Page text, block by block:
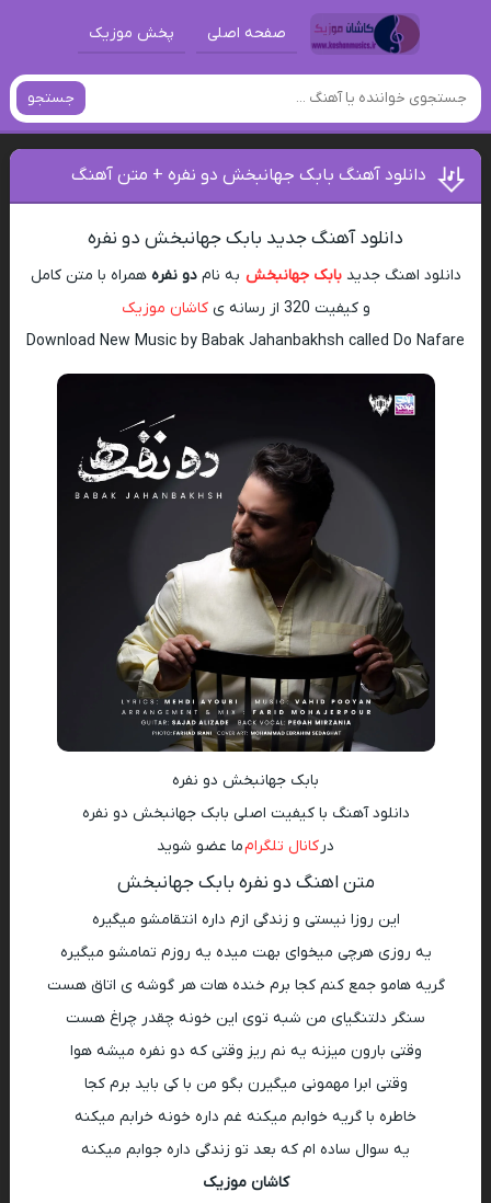
صفحه اصلی پخش موزیک
جستجو
دانلود آهنگ بابک جهانبخش دو نفره + متن آهنگ
دانلود آهنگ جدید بابک جهانبخش دو نفره
دانلود اهنگ جدیدبابک جهانبخش به نامدو نفره همراه با متن کامل
و کیفیت 320 از رسانه ی
کاشان موزیک
Download New Music by Babak Jahanbakhsh called Do Nafare
بابک جهانبخش دو نفره
دانلود آهنگ با کیفیت اصلی بابک جهانبخش دو نفره
در کانال تلگرامما عضو شوید
متن اهنگ دو نفره بابک جهانبخش
این روزا نیستی و زندگی ازم داره انتقامشو میگیره
یه روزی هرچی میخوای بهت میده یه روزم تمامشو میگیره
گریه هامو جمع کنم کجا برم خنده هات هر گوشه ی اتاق هست
سنگر دلتنگیای من شبه توی این خونه چقدر چراغ هست
وقتی بارون میزنه یه نم ریز وقتی که دو نفره میشه هوا
وقتی ابرا مهمونی میگیرن بگو من با کی باید برم کجا
خاطره با گریه خوابم میکنه غم داره خونه خرابم میکنه
یه سوال ساده ام که بعد تو زندگی داره جوابم میکنه
کاشان موزیک